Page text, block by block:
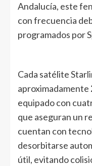
Andalucía, este
con frecuencia
programados por
Cada satélite
aproximadamente
equipado con
que aseguran un
cuentan con
desorbitarse
útil, evitando